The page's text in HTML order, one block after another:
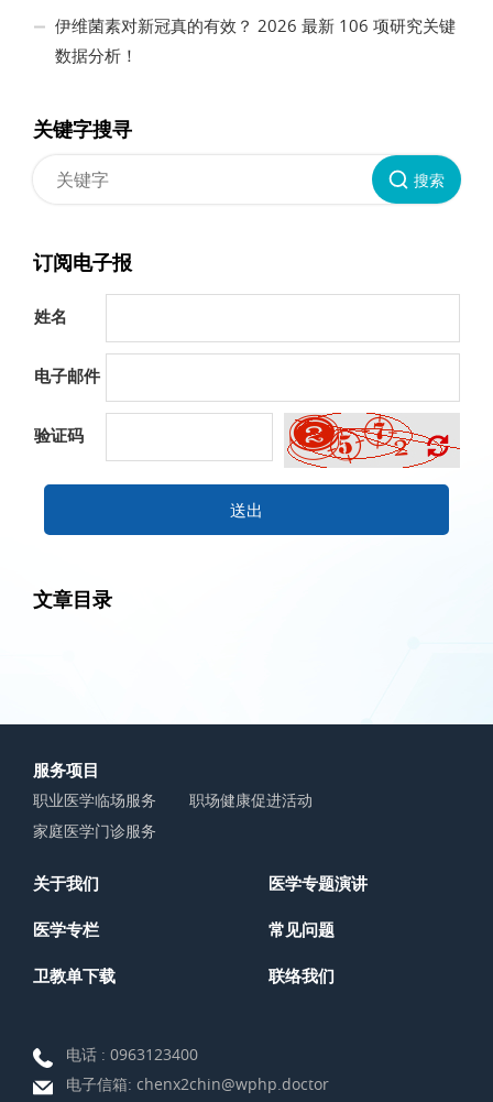
伊维菌素对新冠真的有效？ 2026 最新 106 项研究关键
数据分析！
关键字搜寻
搜索
订阅电子报
姓名
电子邮件
验证码
送出
文章目录
服务项目
职业医学临场服务
职场健康促进活动
家庭医学门诊服务
关于我们 医学专题演讲
医学专栏 常见问题
卫教单下载 联络我们
电话 : 0963123400
电子信箱: chenx2chin@wphp.doctor